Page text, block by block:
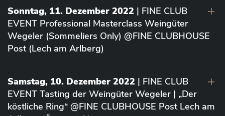
Sonntag, 11. Dezember 2022 | FINE CLUB
EVENT Professional Masterclass Weingüter
Wegeler (Sommeliers Only) @FINE CLUBHOUSE
Post (Lech am Arlberg)
Samstag, 10. Dezember 2022 | FINE CLUB
EVENT Tasting der Weingüter Wegeler | „Der
köstliche Ring“ @FINE CLUBHOUSE Post Lech am